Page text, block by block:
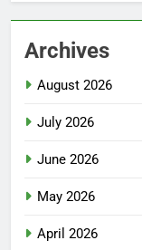
Archives
August 2026
July 2026
June 2026
May 2026
April 2026